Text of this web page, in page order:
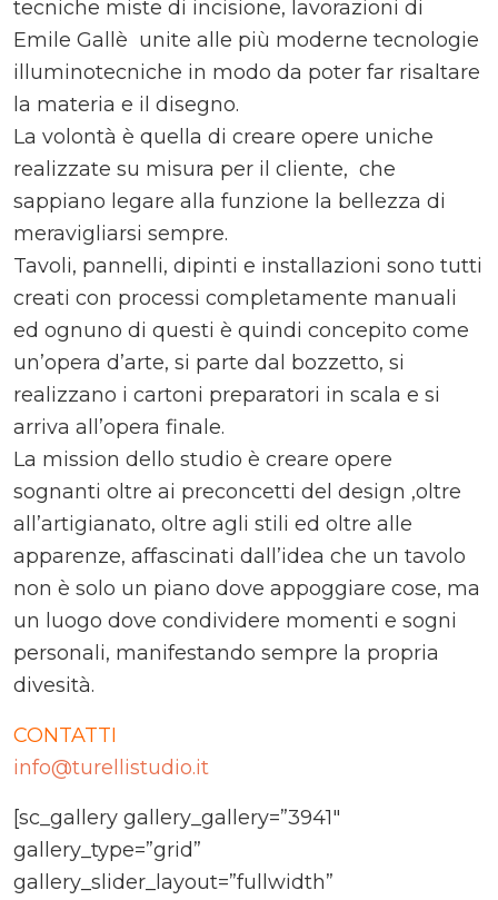
tecniche miste di incisione, lavorazioni di
Emile Gallè unite alle più moderne tecnologie
illuminotecniche in modo da poter far risaltare
la materia e il disegno.
La volontà è quella di creare opere uniche
realizzate su misura per il cliente, che
sappiano legare alla funzione la bellezza di
meravigliarsi sempre.
Tavoli, pannelli, dipinti e installazioni sono tutti
creati con processi completamente manuali
ed ognuno di questi è quindi concepito come
un’opera d’arte, si parte dal bozzetto, si
realizzano i cartoni preparatori in scala e si
arriva all’opera finale.
La mission dello studio è creare opere
sognanti oltre ai preconcetti del design ,oltre
all’artigianato, oltre agli stili ed oltre alle
apparenze, affascinati dall’idea che un tavolo
non è solo un piano dove appoggiare cose, ma
un luogo dove condividere momenti e sogni
personali, manifestando sempre la propria
divesità.
CONTATTI
info@turellistudio.it
[sc_gallery gallery_gallery=”3941″
gallery_type=”grid”
gallery_slider_layout=”fullwidth”